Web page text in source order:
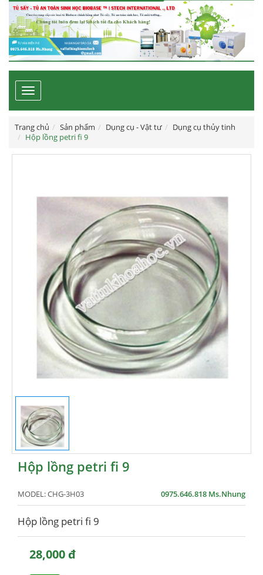
Toggle
navigation
Trang chủ Sản phẩm Dụng cụ - Vật tư
Dụng cụ thủy tinh
Hộp lồng petri fi 9
Hộp lồng petri fi 9
MODEL:CHG-3H03 0975.646.818 Ms.Nhung
Hộp lồng petri fi 9
28,000 đ